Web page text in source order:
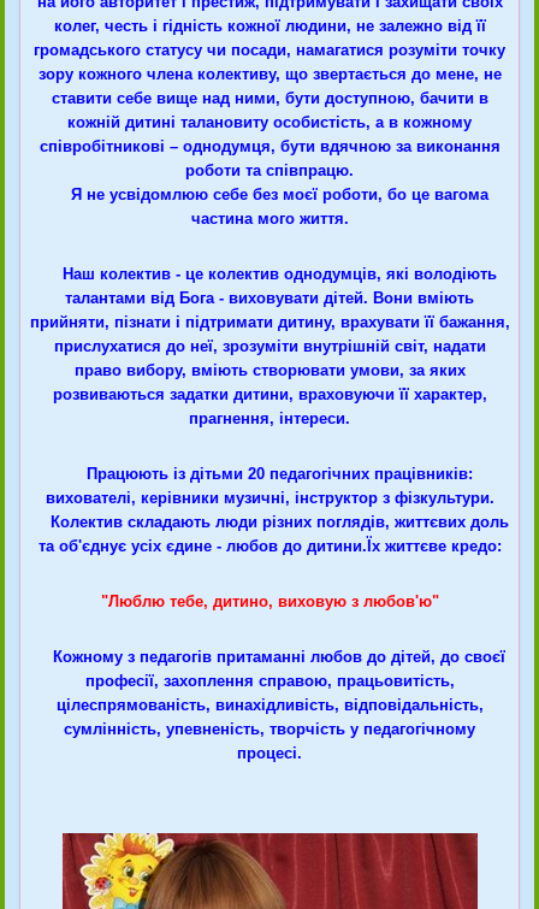
колег, честь і гідність кожної людини, не залежно від її
громадського статусу чи посади, намагатися розуміти точку
зору кожного члена колективу, що звертається до мене, не
ставити себе вище над ними, бути доступною, бачити в
кожній дитині талановиту особистість, а в кожному
співробітникові – однодумця, бути вдячною за виконання
роботи та співпрацю.
Я не усвідомлюю себе без моєї роботи, бо це вагома
частина мого життя.
Наш колектив - це колектив однодумців, які володіють
талантами від Бога - виховувати дітей. Вони вміють
прийняти, пізнати і підтримати дитину, врахувати її бажання,
прислухатися до неї, зрозуміти внутрішній світ, надати
право вибору, вміють створювати умови, за яких
розвиваються задатки дитини, враховуючи її характер,
прагнення, інтереси.
Працюють із дітьми 20 педагогічних працівників:
вихователі, керівники музичні, інструктор з фізкультури.
Колектив складають люди різних поглядів, життєвих доль
та об'єднує усіх єдине - любов до дитини.Їх життєве кредо:
"Люблю тебе, дитино, виховую з любов'ю"
Кожному з педагогів притаманні любов до дітей, до своєї
професії, захоплення справою, працьовитість,
цілеспрямованість, винахідливість, відповідальність,
сумлінність, упевненість, творчість у педагогічному
процесі.